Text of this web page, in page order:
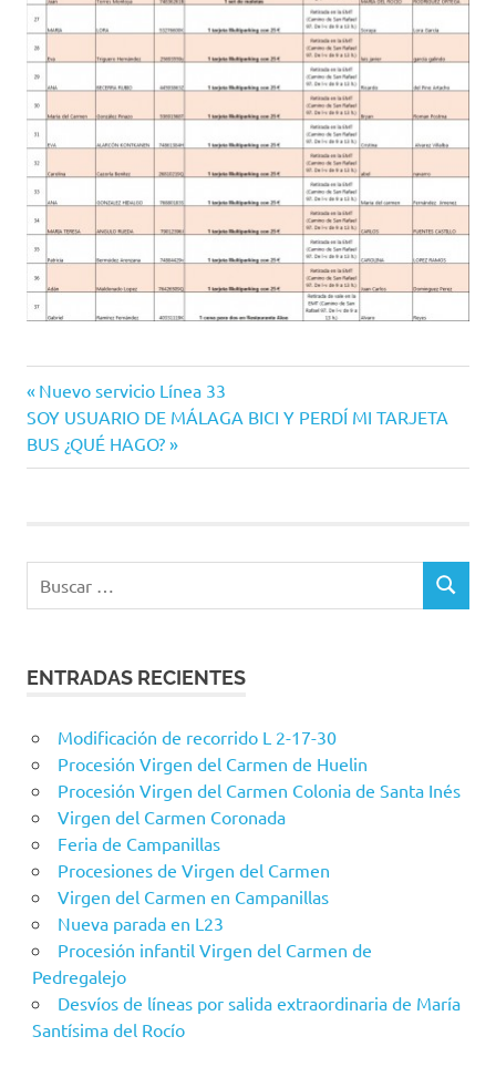
EMT
Málaga
EMT
Movilidad
Navegación
de
Entrada
anterior:
Nuevo servicio Línea 33
Siguiente
entrada:
SOY USUARIO DE MÁLAGA BICI Y PERDÍ MI TARJETA
BUS ¿QUÉ HAGO?
BUSCAR
ENTRADAS RECIENTES
Modificación de recorrido L 2-17-30
Procesión Virgen del Carmen de Huelin
Procesión Virgen del Carmen Colonia de Santa Inés
Virgen del Carmen Coronada
Feria de Campanillas
Procesiones de Virgen del Carmen
Virgen del Carmen en Campanillas
Nueva parada en L23
Procesión infantil Virgen del Carmen de
Pedregalejo
Desvíos de líneas por salida extraordinaria de María
Santísima del Rocío